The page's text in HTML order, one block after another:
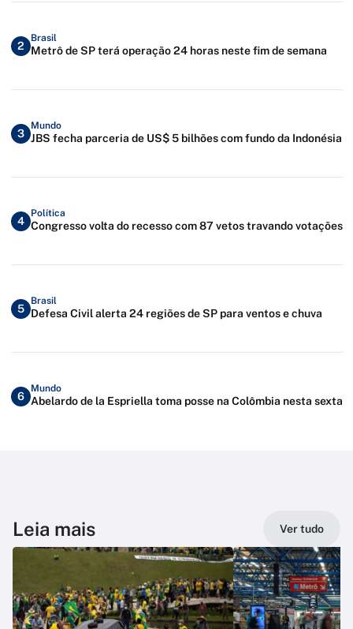
2
Brasil
Metrô de SP terá operação 24 horas neste fim de semana
3
Mundo
JBS fecha parceria de US$ 5 bilhões com fundo da Indonésia
4
Política
Congresso volta do recesso com 87 vetos travando votações
5
Brasil
Defesa Civil alerta 24 regiões de SP para ventos e chuva
6
Mundo
Abelardo de la Espriella toma posse na Colômbia nesta sexta
Leia mais Ver tudo